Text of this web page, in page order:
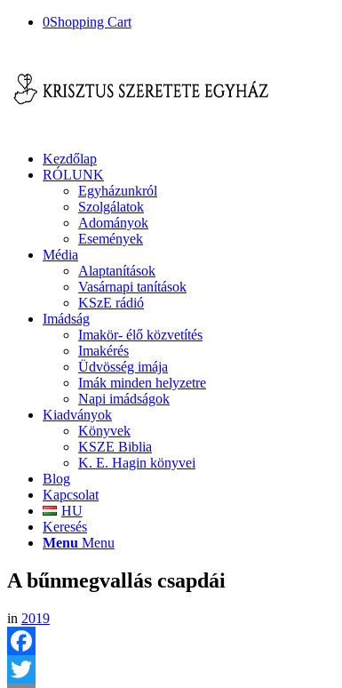
0Shopping Cart
Kezdőlap
RÓLUNK
Egyházunkról
Szolgálatok
Adományok
Események
Média
Alaptanítások
Vasárnapi tanítások
KSzE rádió
Imádság
Imakör- élő közvetítés
Imakérés
Üdvösség imája
Imák minden helyzetre
Napi imádságok
Kiadványok
Könyvek
KSZE Biblia
K. E. Hagin könyvei
Blog
Kapcsolat
HU
Keresés
Menu Menu
A bűnmegvallás csapdái
in 2019
Facebook